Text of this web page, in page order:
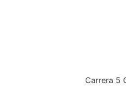
Carrera 5